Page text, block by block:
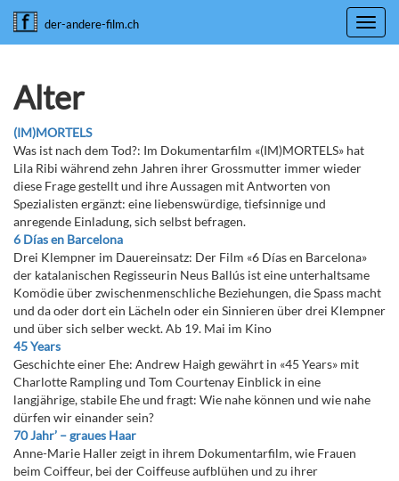
der-andere-film.ch
Alter
(IM)MORTELS
Was ist nach dem Tod?: Im Dokumentarfilm «(IM)MORTELS» hat
Lila Ribi während zehn Jahren ihrer Grossmutter immer wieder
diese Frage gestellt und ihre Aussagen mit Antworten von
Spezialisten ergänzt: eine liebenswürdige, tiefsinnige und
anregende Einladung, sich selbst befragen.
6 Días en Barcelona
Drei Klempner im Dauereinsatz: Der Film «6 Días en Barcelona»
der katalanischen Regisseurin Neus Ballús ist eine unterhaltsame
Komödie über zwischenmenschliche Beziehungen, die Spass macht
und da oder dort ein Lächeln oder ein Sinnieren über drei Klempner
und über sich selber weckt. Ab 19. Mai im Kino
45 Years
Geschichte einer Ehe: Andrew Haigh gewährt in «45 Years» mit
Charlotte Rampling und Tom Courtenay Einblick in eine
langjährige, stabile Ehe und fragt: Wie nahe können und wie nahe
dürfen wir einander sein?
70 Jahr’ – graues Haar
Anne-Marie Haller zeigt in ihrem Dokumentarfilm, wie Frauen
beim Coiffeur, bei der Coiffeuse aufblühen und zu ihrer